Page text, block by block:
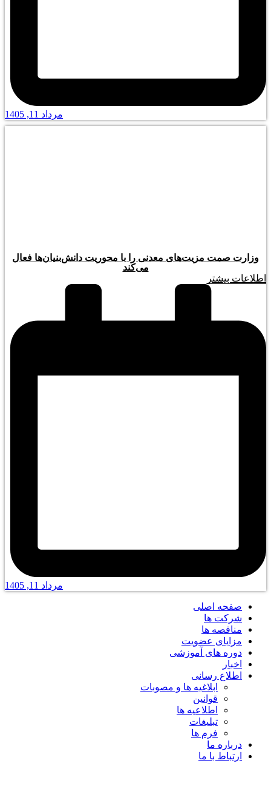
مرداد 11, 1405
وزارت صمت مزیت‌های معدنی را با محوریت دانش‌بنیان‌ها فعال
می‌کند
اطلاعات بیشتر
مرداد 11, 1405
صفحه اصلی
شرکت ها
مناقصه ها
مزایای عضویت
دوره های آموزشی
اخبار
اطلاع رسانی
ابلاغیه ها و مصوبات
قوانین
اطلاعیه ها
تبلیغات
فرم ها
درباره ما
ارتباط با ما